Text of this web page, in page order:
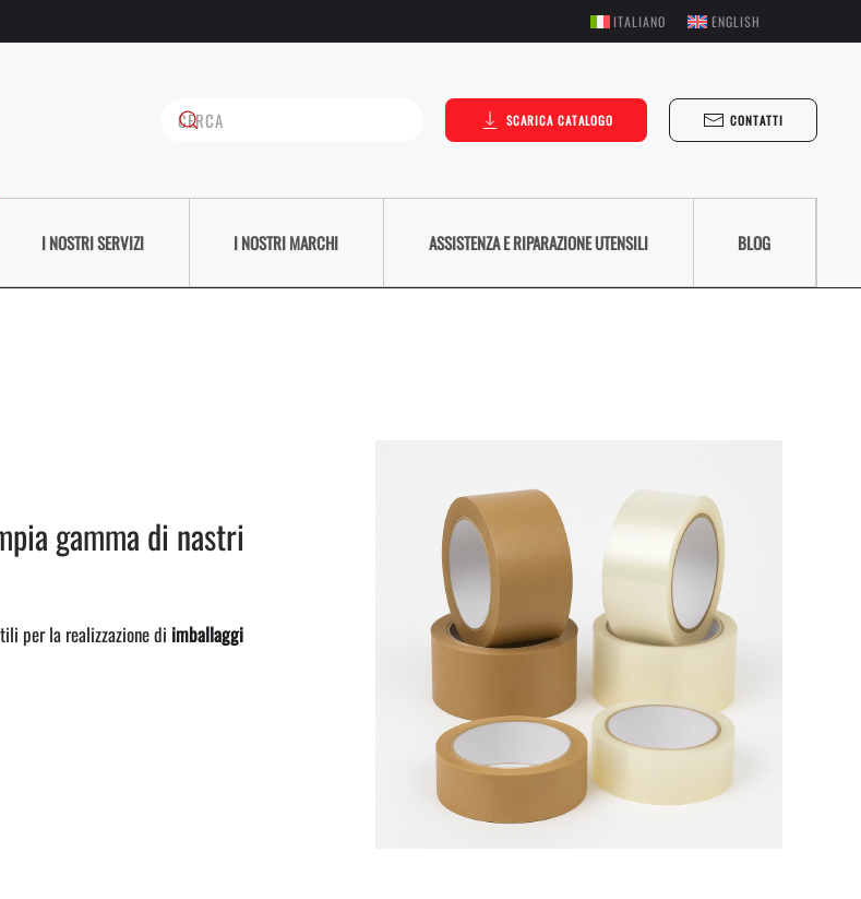
ITALIANO ENGLISH
SCARICA CATALOGO CONTATTI
I NOSTRI SERVIZI I NOSTRI MARCHI ASSISTENZA E RIPARAZIONE UTENSILI BLOG
gamma di nastri
per la realizzazione di imballaggi